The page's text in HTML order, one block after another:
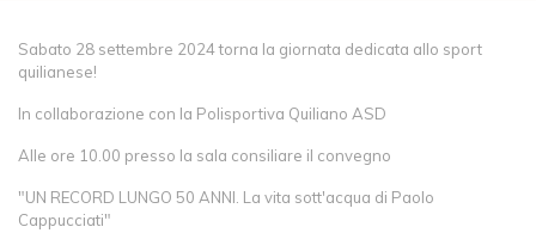
Sabato 28 settembre 2024 torna la giornata dedicata allo sport
quilianese!
In collaborazione con la Polisportiva Quiliano ASD
Alle ore 10.00 presso la sala consiliare il convegno
"UN RECORD LUNGO 50 ANNI. La vita sott'acqua di Paolo
Cappucciati"